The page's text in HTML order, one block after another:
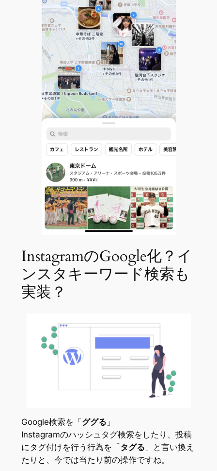
InstagramのGoogle化？イ
ンスタキーワード検索も
実装？
Google検索を「 ググる 」
Instagramのハッシュタグ検索をしたり、投稿
にタグ付けを行う行為を「 タグる 」と言い換え
たりと、今では当たり前の操作ですね。